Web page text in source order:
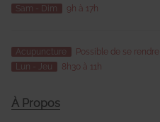
Sam - Dim
9h à 17h
Acupuncture
Possible de se
Lun - Jeu
8h30 à 11h
À Propos